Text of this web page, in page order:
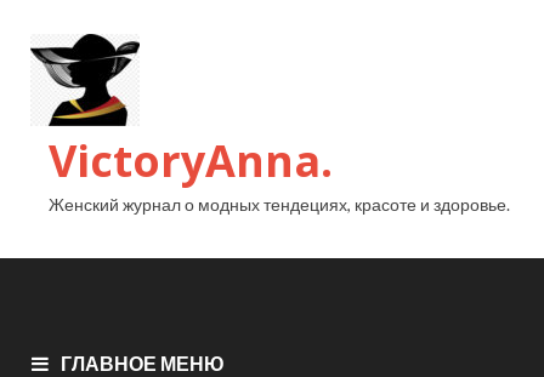
VictoryAnna.
Женский журнал о модных тендециях, красоте и здоровье.
ГЛАВНОЕ МЕНЮ